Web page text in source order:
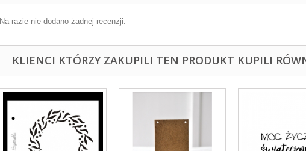
Na razie nie dodano żadnej recenzji.
KLIENCI KTÓRZY ZAKUPILI TEN PRODUKT KUPILI